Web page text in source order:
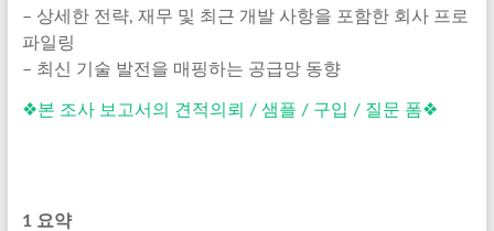
– 상세한 전략, 재무 및 최근 개발 사항을 포함한 회사 프로
파일링
– 최신 기술 발전을 매핑하는 공급망 동향
❖본 조사 보고서의 견적의뢰 / 샘플 / 구입 / 질문 폼❖
1 요약